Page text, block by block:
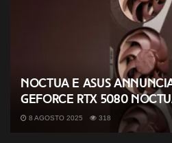
Noctua e ASUS
GeForce RTX 5080
8 AGOSTO 2025 318